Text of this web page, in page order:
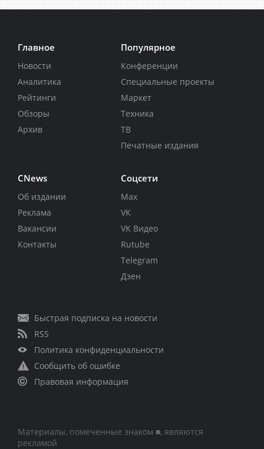
Главное
Новости
Аналитика
Рейтинги
Обзоры
Архив
Популярное
Конференции
Специальные проекты
Маркет
Техника
ТВ
Печатные издания
CNews
Об издании
Реклама
Вакансии
Контакты
Соцсети
Max
VK
VK Видео
Rutube
Telegram
Дзен
Быстрая подписка на новости
RSS
Политика конфиденциальности
Сообщить об ошибке
Правовая информация
Материалы, помеченные знаком ■, являются
рекламой